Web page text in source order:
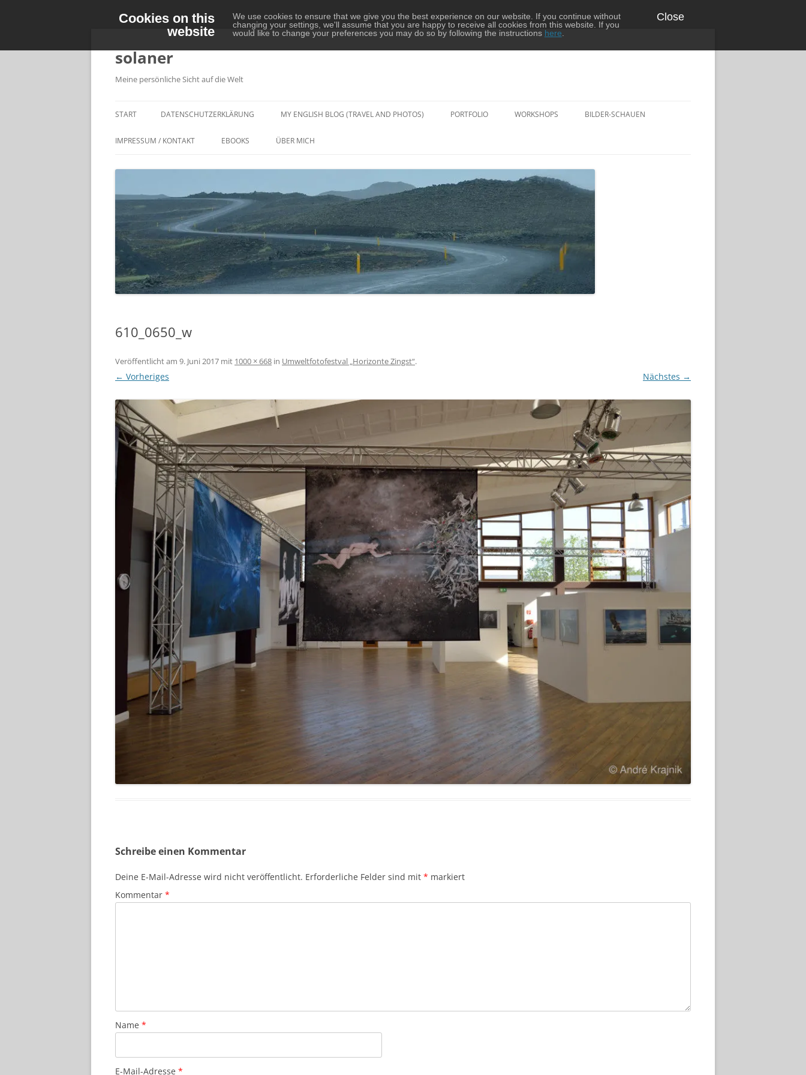
Cookies on this
website
We use cookies to ensure that we give you the best experience on our website. If you continue without
changing your settings, we'll assume that you are happy to receive all cookies from this website. If you
would like to change your preferences you may do so by following the instructions here
Close
springen
solaner
Meine persönliche Sicht auf die Welt
START DATENSCHUTZERKLÄRUNG MY ENGLISH BLOG (TRAVEL AND PHOTOS) PORTFOLIO
PORTRAIT-FOTOGRAFIE
KONZERTE
WORKSHOPS BILDER-SCHAUEN
IMPRESSUM / KONTAKT EBOOKS ÜBER MICH
610_0650_w
Veröffentlicht am 9. Juni 2017 mit 1000 × 668 in Umweltfotofestval „Horizonte Zingst“.
← Vorheriges Nächstes →
Schreibe einen Kommentar
Deine E-Mail-Adresse wird nicht veröffentlicht. Erforderliche Felder sind mit * markiert
Kommentar *
Name *
E-Mail-Adresse *